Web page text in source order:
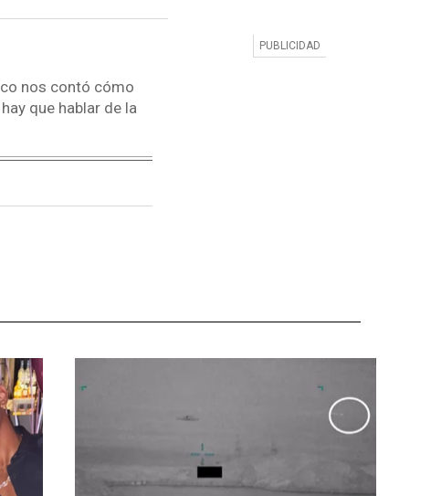
nos contó cómo
que hablar de la